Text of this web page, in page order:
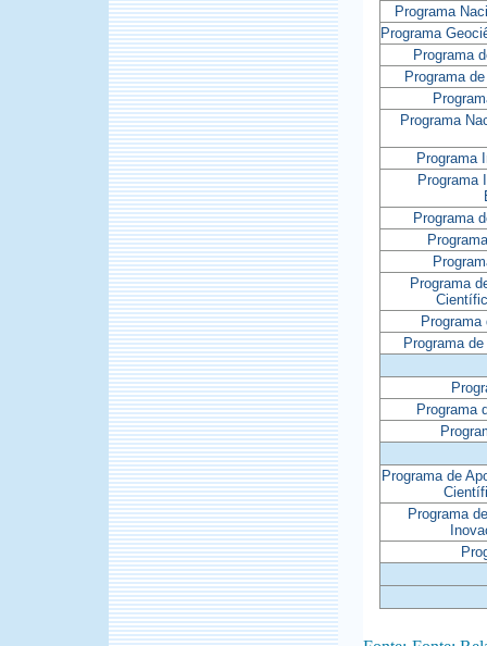
Programa
Programa
Programa
Programa
Programa
Programa
Programa
Programa
Programa
Programa
Programa
Programa de
Programa